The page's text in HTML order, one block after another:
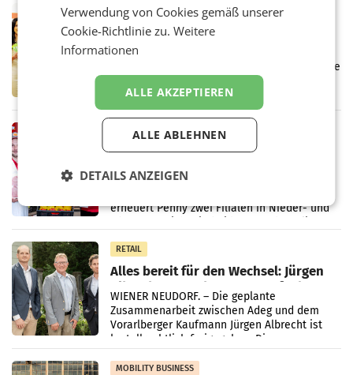
RETAIL
Eine Bühne für Zirkularität: ARA und
Müller informieren am POS über
Über den gesamten August hinweg rücken die
Altstoff Recycling Austria AG (ARA) und der
Handelskonzern Müller die Initiative
„Kreislauf-Helden“ in allen österreichischen
RETAIL
Penny modernisiert zwei Filialen in
Ober- und Niederösterreich
WIENER NEUDORF. – Im Rahmen einer
erneuert Penny zwei Filialen in Nieder- und
RETAIL
Alles bereit für den Wechsel: Jürgen
Albrecht setzt ab 1.1.2027 auf Adeg
WIENER NEUDORF. – Die geplante
Zusammenarbeit zwischen Adeg und dem
Vorarlberger Kaufmann Jürgen Albrecht ist
kartellrechtlich freigegeben: Die
Bundeswettbewerbsbehörde und der
Bundeskartellanwalt
MOBILITY BUSINESS
Verwendung von Cookies gemäß unserer
Cookie-Richtlinie zu.Weitere
Informationen
ALLE AKZEPTIEREN
ALLE ABLEHNEN
DETAILS ANZEIGEN